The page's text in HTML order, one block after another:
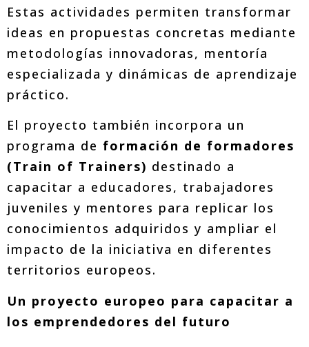
Estas actividades permiten transformar
ideas en propuestas concretas mediante
metodologías innovadoras, mentoría
especializada y dinámicas de aprendizaje
práctico.
El proyecto también incorpora un
programa de formación de formadores
(Train of Trainers) destinado a
capacitar a educadores, trabajadores
juveniles y mentores para replicar los
conocimientos adquiridos y ampliar el
impacto de la iniciativa en diferentes
territorios europeos.
Un proyecto europeo para capacitar a
los emprendedores del futuro